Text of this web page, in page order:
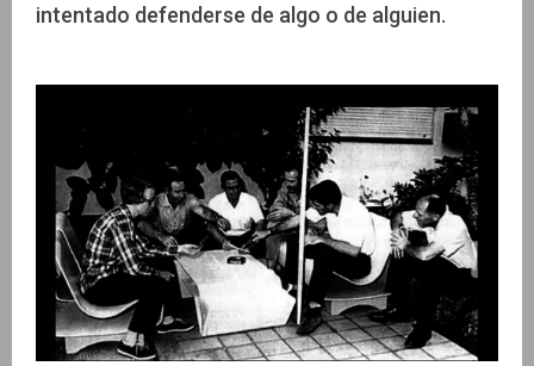
intentado defenderse de algo o de alguien.